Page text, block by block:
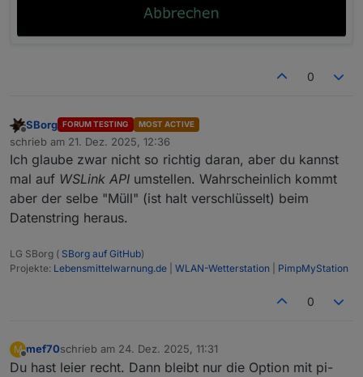
0
Offline
SBorg FORUM TESTING MOST ACTIVE
schrieb am 21. Dez. 2025, 12:36
zuletzt editiert von
Ich glaube zwar nicht so richtig daran, aber du kannst
mal auf WSLink API umstellen. Wahrscheinlich kommt
aber der selbe "Müll" (ist halt verschlüsselt) beim
Datenstring heraus.
LG SBorg ( SBorg auf GitHub)
Projekte: Lebensmittelwarnung.de WLAN-Wetterstation PimpMyStation
0
M
Offline
mef70schrieb am 24. Dez. 2025, 11:31
zuletzt editiert von
Du hast leier recht. Dann bleibt nur die Option mit pi-